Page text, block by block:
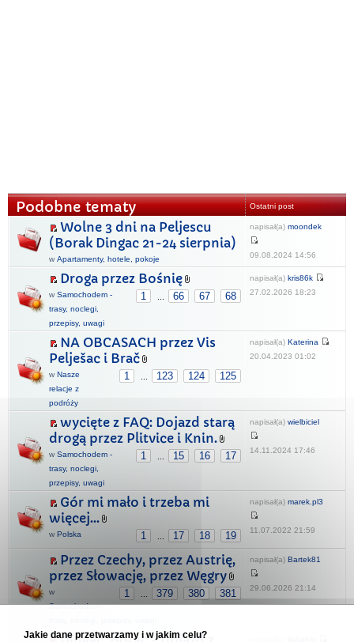
Podobne tematy Ostatni post
Wolne 3 dni na Peljescu
(Borak Dingac 21-24 sierpnia)
w Apartamenty, hotele, pokoje
napisał(a) moondek
09.08.2024 14:56
Droga przez Bośnię
1 66 67 68
w Samochodem -
trasy, noclegi,
przepisy, uwagi
napisał(a) kris86k
27.02.2026 18:23
NA OBCASACH przez Vis
Pelješac i Brač
1 123 124 125
w Nasze
relacje z
podróży
napisał(a) Katerina
20.04.2023 01:02
wycięte z FAQ: Dojazd starą
drogą przez Plitvice i Knin.
1 15 16 17
w Samochodem -
trasy, noclegi,
przepisy, uwagi
napisał(a) wielbiciel
14.11.2024 17:46
Gór mi mało i trzeba mi
więcej...
1 17 18 19
w Polska
napisał(a) marek.pl3
11.07.2022 21:59
Przez Czechy, przez Austrię,
przez Słowację, przez Węgry
1 379 380 381
w
Samochodem -
napisał(a) Bartek81
29.06.2026 21:14
Jakie dane przetwarzamy i w jakim celu?